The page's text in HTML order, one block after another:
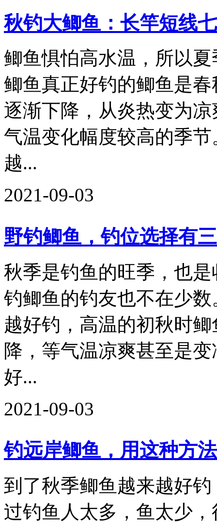
秋钓大鲫鱼：长竿短线
鲫鱼惧怕高水温，所以
鲫鱼真正好钓的鲫鱼是
逐渐下降，从炎热变为
气温变化幅度较高的季
越...
2021-09-03
野钓鲫鱼，钓位选择有
秋季是钓鱼的旺季，也
钓鲫鱼的钓友也不在少
越好钓，高温的初秋时
降，等气温凉爽甚至是
好...
2021-09-03
钓远岸鲫鱼，用这种方
到了秋季鲫鱼越来越好
过钓鱼人太多，鱼太少